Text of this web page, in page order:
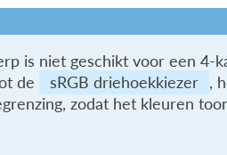
is niet geschikt voor een 4-
de
sRGB driehoekkiezer
,
zodat het kleuren